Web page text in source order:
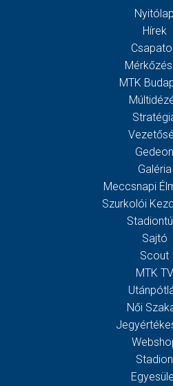
Nyitólap
Hírek
MTK
Gedeon
Galéria
Meccsnapi
Szurkolói
Sajtó
Scout
MTK TV
Női
Stadion